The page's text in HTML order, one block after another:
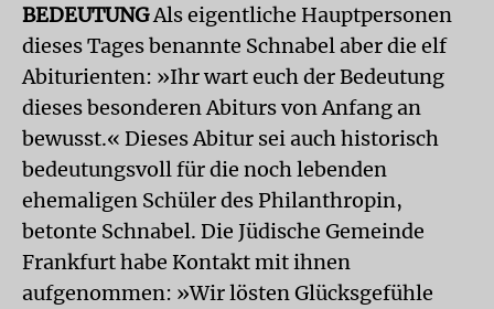
BEDEUTUNGAls eigentliche Hauptpersonen
dieses Tages benannte Schnabel aber die elf
Abiturienten: »Ihr wart euch der Bedeutung
dieses besonderen Abiturs von Anfang an
bewusst.« Dieses Abitur sei auch historisch
bedeutungsvoll für die noch lebenden
ehemaligen Schüler des Philanthropin,
betonte Schnabel. Die Jüdische Gemeinde
Frankfurt habe Kontakt mit ihnen
aufgenommen: »Wir lösten Glücksgefühle